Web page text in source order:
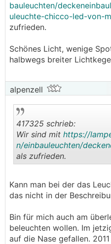
bauleuchten/
uleuchte-chicco-led-von-
zufrieden.
Schönes Licht, wenige
halbwegs breiter
alpenzell
..
417325 schrieb:
Wir sind mit https://
n/einbauleuchten/
als zufrieden.
Kann man bei der das
das nicht in der
Bin für mich auch am
beleuchten wollen. Im
auf die Nase gefallen.